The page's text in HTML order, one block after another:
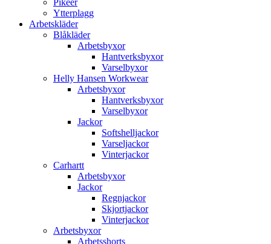
Pikéer
Ytterplagg
Arbetskläder
Blåkläder
Arbetsbyxor
Hantverksbyxor
Varselbyxor
Helly Hansen Workwear
Arbetsbyxor
Hantverksbyxor
Varselbyxor
Jackor
Softshelljackor
Varseljackor
Vinterjackor
Carhartt
Arbetsbyxor
Jackor
Regnjackor
Skjortjackor
Vinterjackor
Arbetsbyxor
Arbetsshorts